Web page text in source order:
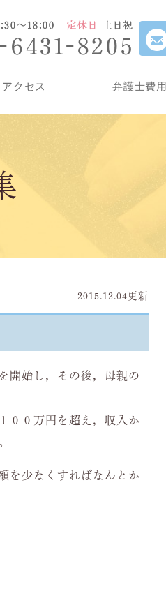
アクセス 弁護士費用
2015.12.04更新
開始し，その後，母親の
００万円を超え，収入か
を少なくすればなんとか